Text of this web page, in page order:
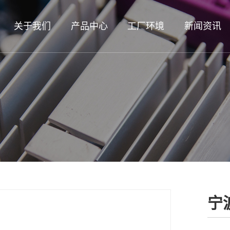
关于我们 产品中心 工厂环境 新闻资讯
宁